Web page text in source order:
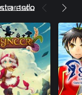
esto
todo